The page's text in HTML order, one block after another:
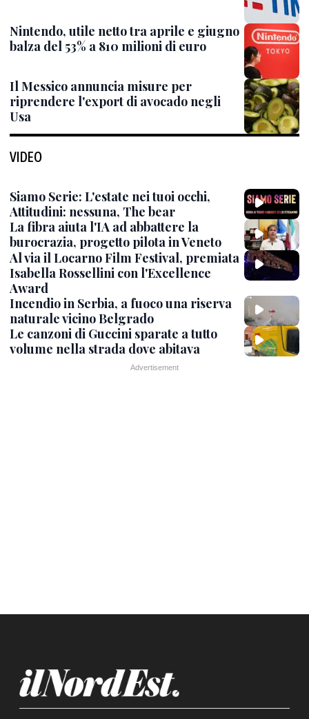
Nintendo, utile netto tra aprile e giugno
balza del 53% a 810 milioni di euro
Il Messico annuncia misure per
riprendere l'export di avocado negli
Usa
VIDEO
Siamo Serie: L'estate nei tuoi occhi,
Attitudini: nessuna, The bear
La fibra aiuta l'IA ad abbattere la
burocrazia, progetto pilota in Veneto
Al via il Locarno Film Festival, premiata
Isabella Rossellini con l'Excellence
Award
Incendio in Serbia, a fuoco una riserva
naturale vicino Belgrado
Le canzoni di Guccini sparate a tutto
volume nella strada dove abitava